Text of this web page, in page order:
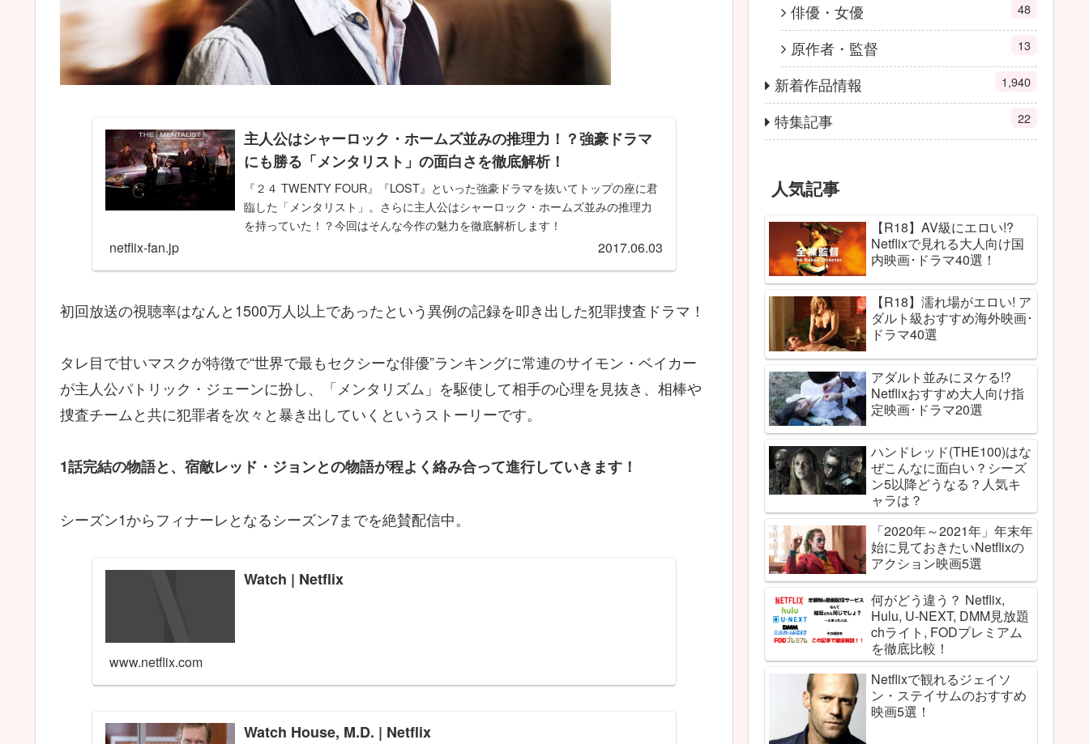
主人公はシャーロック・ホームズ並みの推理力！？強豪ドラマ
にも勝る「メンタリスト」の面白さを徹底解析！
『２４ TWENTY FOUR』『LOST』といった強豪ドラマを抜いてトップの座に君
臨した「メンタリスト」。さらに主人公はシャーロック・ホームズ並みの推理力
を持っていた！？今回はそんな今作の魅力を徹底解析します！
netflix-fan.jp 2017.06.03
初回放送の視聴率はなんと1500万人以上であったという異例の記録を叩き出した犯罪捜査ドラマ！
タレ目で甘いマスクが特徴で“世界で最もセクシーな俳優”ランキングに常連のサイモン・ベイカー
が主人公パトリック・ジェーンに扮し、「メンタリズム」を駆使して相手の心理を見抜き、相棒や
捜査チームと共に犯罪者を次々と暴き出していくというストーリーです。
1話完結の物語と、宿敵レッド・ジョンとの物語が程よく絡み合って進行していきます！
シーズン1からフィナーレとなるシーズン7までを絶賛配信中。
Watch | Netflix
www.netflix.com
Watch House, M.D. | Netflix
俳優・女優 48
原作者・監督 13
新着作品情報 1,940
特集記事 22
人気記事
【R18】AV級にエロい!?
Netflixで見れる大人向け国
内映画･ドラマ40選！
【R18】濡れ場がエロい! ア
ダルト級おすすめ海外映画･
ドラマ40選
アダルト並みにヌケる!?
Netflixおすすめ大人向け指
定映画･ドラマ20選
ハンドレッド(THE100)はな
ぜこんなに面白い？シーズ
ン5以降どうなる？人気キ
ャラは？
「2020年～2021年」年末年
始に見ておきたいNetflixの
アクション映画5選
何がどう違う？ Netflix,
Hulu, U-NEXT, DMM見放題
chライト, FODプレミアム
を徹底比較！
Netflixで観れるジェイソ
ン・ステイサムのおすすめ
映画5選！